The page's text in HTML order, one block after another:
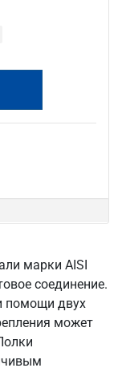
марки AISI
соединение.
помощи двух
может